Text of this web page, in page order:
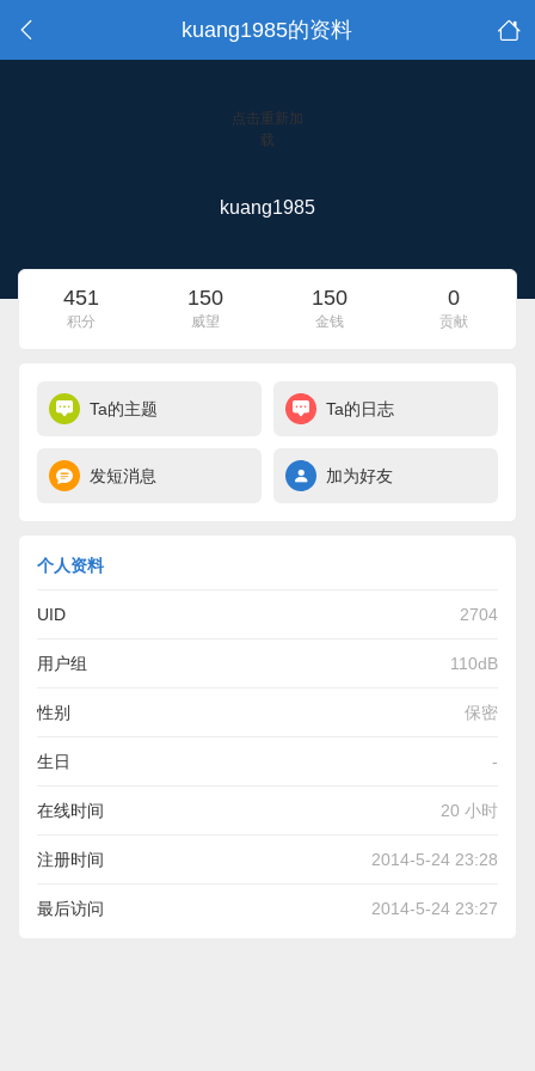
kuang1985的资料
点击重新加
载
kuang1985
451
积分
150
威望
150
金钱
0
贡献
Ta的主题 Ta的日志
发短消息 加为好友
个人资料
UID 2704
用户组 110dB
性别 保密
生日 -
在线时间 20 小时
注册时间 2014-5-24 23:28
最后访问 2014-5-24 23:27